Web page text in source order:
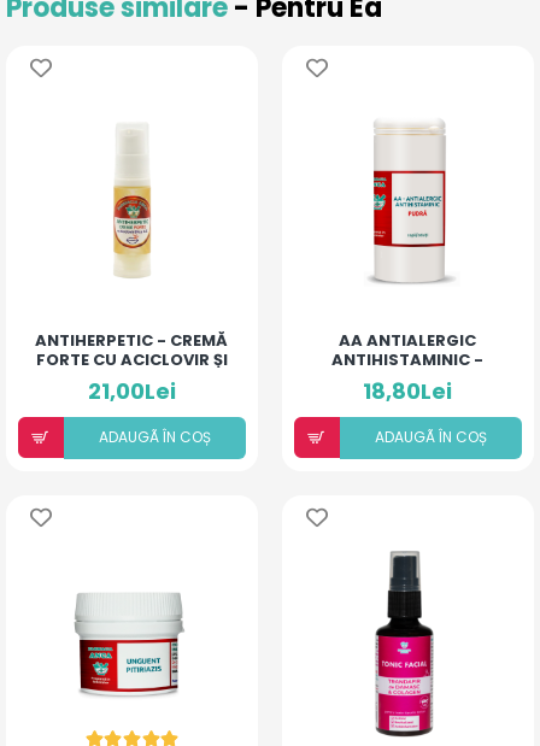
Produse similare- Pentru Ea
ANTIHERPETIC - CREMĂ
FORTE CU ACICLOVIR ȘI
ULEIURI ESENȚIALE
21,00Lei
ADAUGÃ ÎN COȘ
AA ANTIALERGIC
ANTIHISTAMINIC -
PUDRĂ PENTRU COPII ȘI
ADULȚI
18,80Lei
ADAUGÃ ÎN COȘ